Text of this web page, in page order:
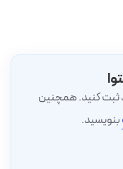
ثبت کنید. همچنین
بنویسید.